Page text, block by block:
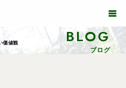
BLOG
ブログ
価値観